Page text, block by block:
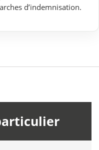
d’indemnisation.